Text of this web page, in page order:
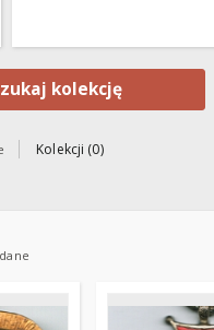
kolekcję
Kolekcji (0)